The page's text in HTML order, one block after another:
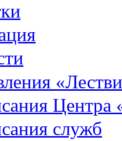
Центра
служб